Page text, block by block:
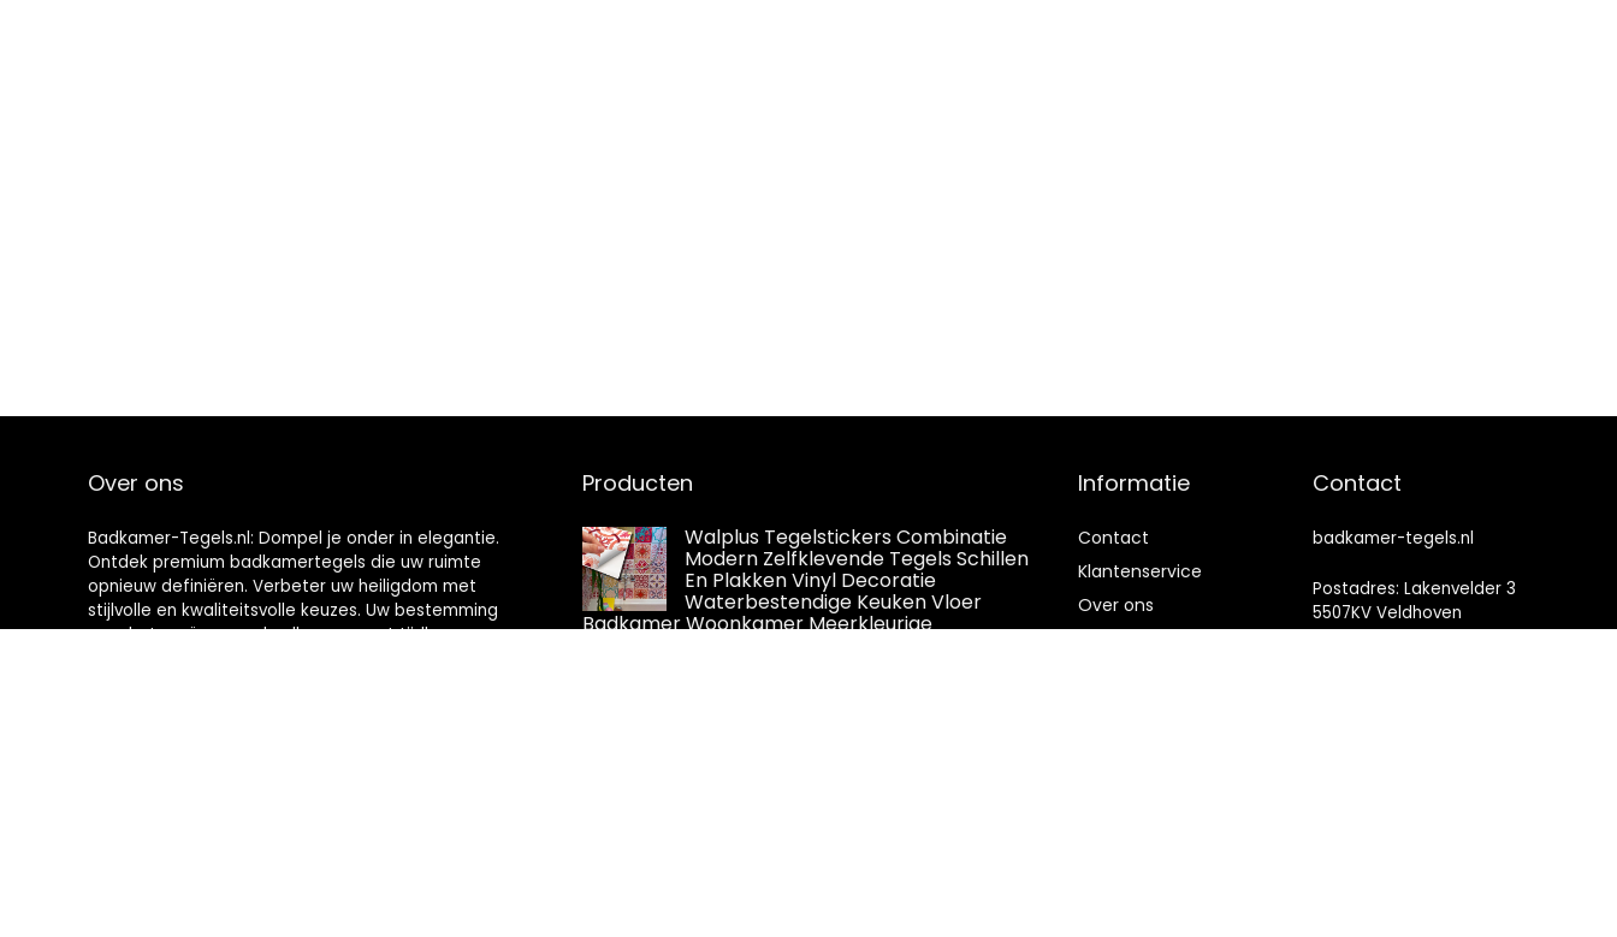
Over ons
Badkamer-Tegels.nl: Dompel je onder in elegantie.
Ontdek premium badkamertegels die uw ruimte
opnieuw definiëren. Verbeter uw heiligdom met
stijlvolle en kwaliteitsvolle keuzes. Uw bestemming
voor het creëren van badkamers met tijdloze
Producten
Walplus Tegelstickers Combinatie
Modern Zelfklevende Tegels Schillen
En Plakken Vinyl Decoratie
Waterbestendige Keuken Vloer
Badkamer Woonkamer Meerkleurige
Informatie
Contact
Klantenservice
Over ons
Contact
badkamer-tegels.nl
Postadres: Lakenvelder 3
5507KV Veldhoven
Nederland